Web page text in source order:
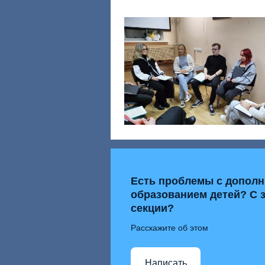
Есть проблемы с
образованием детей? С
секции?
Расскажите об этом
Написать